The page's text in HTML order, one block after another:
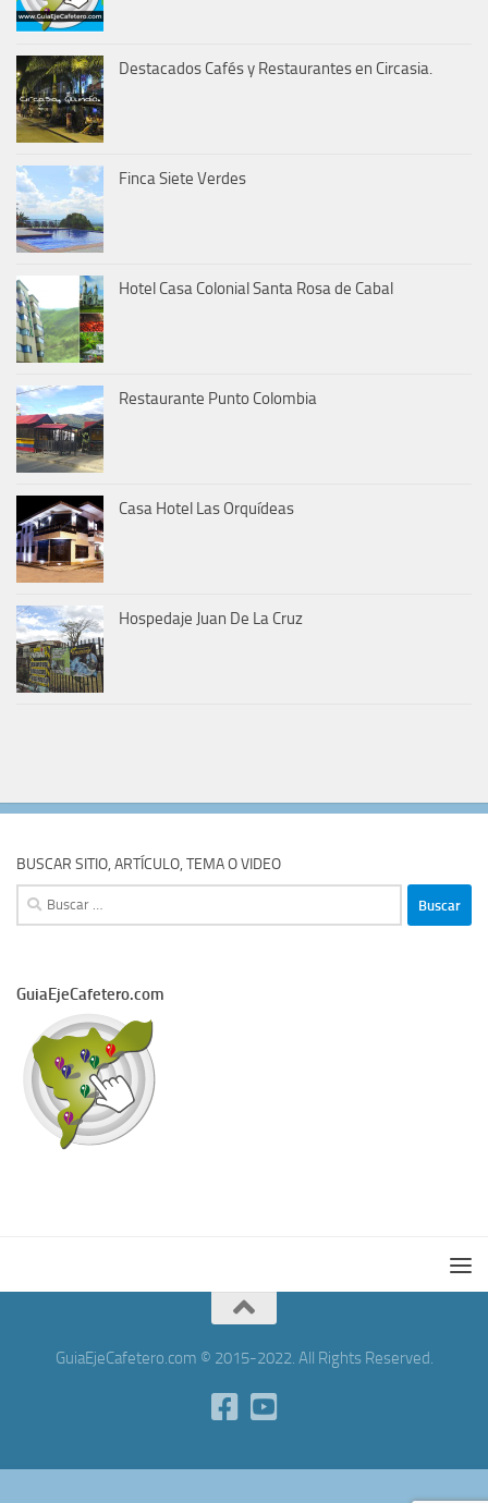
Destacados Cafés y Restaurantes en Circasia.
Finca Siete Verdes
Hotel Casa Colonial Santa Rosa de Cabal
Restaurante Punto Colombia
Casa Hotel Las Orquídeas
Hospedaje Juan De La Cruz
BUSCAR SITIO, ARTÍCULO, TEMA O VIDEO
Buscar:
GuiaEjeCafetero.com
GuiaEjeCafetero.com © 2015-2022. All Rights Reserved.